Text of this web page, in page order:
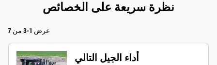
نظرة سريعة على الخصائص
عرض 1-3 من 7
أداء الجيل التالي